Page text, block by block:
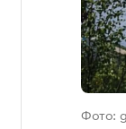
Фото: